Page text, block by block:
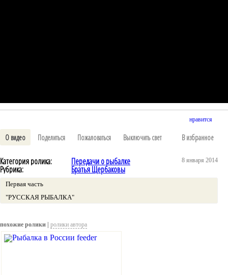
нравится
О видео Поделиться Пожаловаться Выключить свет В избранное
Категория ролика: Передачи о рыбалке
Рубрика: Братья Щербаковы
Первая часть
"РУССКАЯ РЫБАЛКА"
8 января 2014
похожие ролики | ролики автора